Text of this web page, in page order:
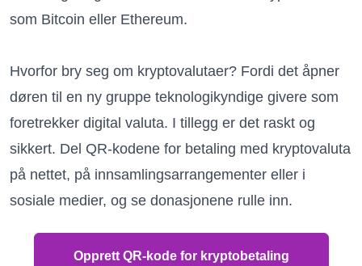
som Bitcoin eller Ethereum.
Hvorfor bry seg om kryptovalutaer? Fordi det åpner
døren til en ny gruppe teknologikyndige givere som
foretrekker digital valuta. I tillegg er det raskt og
sikkert. Del QR-kodene for betaling med kryptovaluta
på nettet, på innsamlingsarrangementer eller i
sosiale medier, og se donasjonene rulle inn.
Opprett QR-kode for kryptobetaling